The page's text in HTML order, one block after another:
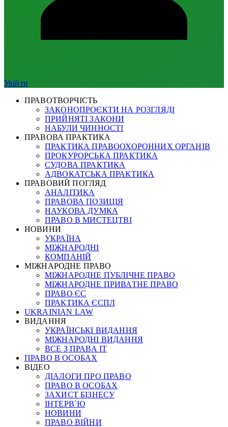
Увійти
ПРАВОТВОРЧІСТЬ
ЗАКОНОПРОЄКТИ НА РОЗГЛЯДІ
ПРИЙНЯТІ ЗАКОНИ
НАБУЛИ ЧИННОСТІ
ПРАВОВА ПРАКТИКА
ПРАКТИКА ПРАВООХОРОННИХ ОРГАНІВ
ПРОКУРОРСЬКА ПРАКТИКА
СУДОВА ПРАКТИКА
АДВОКАТСЬКА ПРАКТИКА
ПРАВОВИЙ ПОГЛЯД
АНАЛІТИКА
ПРАВОВА ПОЗИЦІЯ
НАУКОВА ДУМКА
ПРАВО В МИСТЕЦТВІ
НОВИНИ
УКРАЇНА
МІЖНАРОДНІ
КОМПАНІЙ
МІЖНАРОДНЕ ПРАВО
МІЖНАРОДНЕ ПУБЛІЧНЕ ПРАВО
МІЖНАРОДНЕ ПРИВАТНЕ ПРАВО
ПРАВО ЄС
ПРАКТИКА ЄСПЛ
UKRAINIAN LAW
ВИДАННЯ
УКРАЇНСЬКІ ВИДАННЯ
МІЖНАРОДНІ ВИДАННЯ
ВСЕ З ПРАВА ІТ
ПРАВО В ОСОБАХ
ВІДЕО
ДІАЛОГИ ПРО ПРАВО
ПРАВО В ОСОБАХ
ЗАХИСТ БІЗНЕСУ
ІНТЕРВ`Ю
НОВИНИ
ПРАВО ВІЙНИ